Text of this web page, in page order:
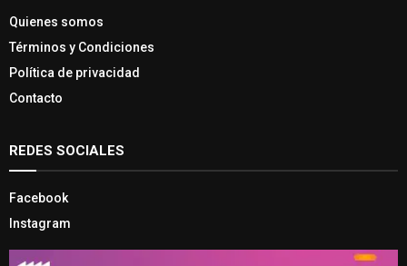
Quienes somos
Términos y Condiciones
Política de privacidad
Contacto
REDES SOCIALES
Facebook
Instagram